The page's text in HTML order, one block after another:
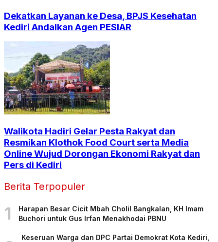
Dekatkan Layanan ke Desa, BPJS Kesehatan
Kediri Andalkan Agen PESIAR
Walikota Hadiri Gelar Pesta Rakyat dan
Resmikan Klothok Food Court serta Media
Online Wujud Dorongan Ekonomi Rakyat dan
Pers di Kediri
Berita Terpopuler
1
Harapan Besar Cicit Mbah Cholil Bangkalan, KH Imam
Buchori untuk Gus Irfan Menakhodai PBNU
Keseruan Warga dan DPC Partai Demokrat Kota Kediri,